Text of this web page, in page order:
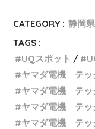
CATEGORY : 静岡県
TAGS :
UQスポット
ヤマダ電機 テッ
ヤマダ電機 テッ
ヤマダ電機 テッ
ヤマダ電機 テッ